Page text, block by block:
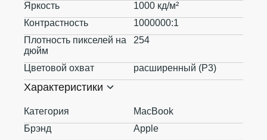
Яркость
1000 кд/м²
Контрастность
1000000:1
Плотность пикселей на
дюйм
254
Цветовой охват расширенный (P3)
Характеристики
Категория
MacBook
Брэнд
Apple